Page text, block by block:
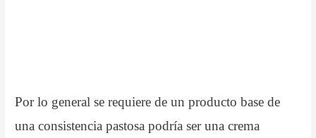
Por lo general se requiere de un producto base de
una consistencia pastosa podría ser una crema